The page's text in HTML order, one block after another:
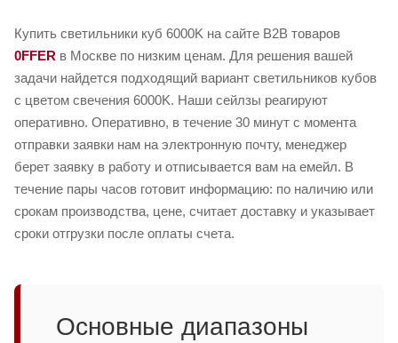
Купить светильники куб 6000K на сайте B2B товаров
0FFER в Москве по низким ценам. Для решения вашей
задачи найдется подходящий вариант светильников кубов
с цветом свечения 6000K. Наши сейлзы реагируют
оперативно. Оперативно, в течение 30 минут с момента
отправки заявки нам на электронную почту, менеджер
берет заявку в работу и отписывается вам на емейл. В
течение пары часов готовит информацию: по наличию или
срокам производства, цене, считает доставку и указывает
сроки отгрузки после оплаты счета.
Основные диапазоны